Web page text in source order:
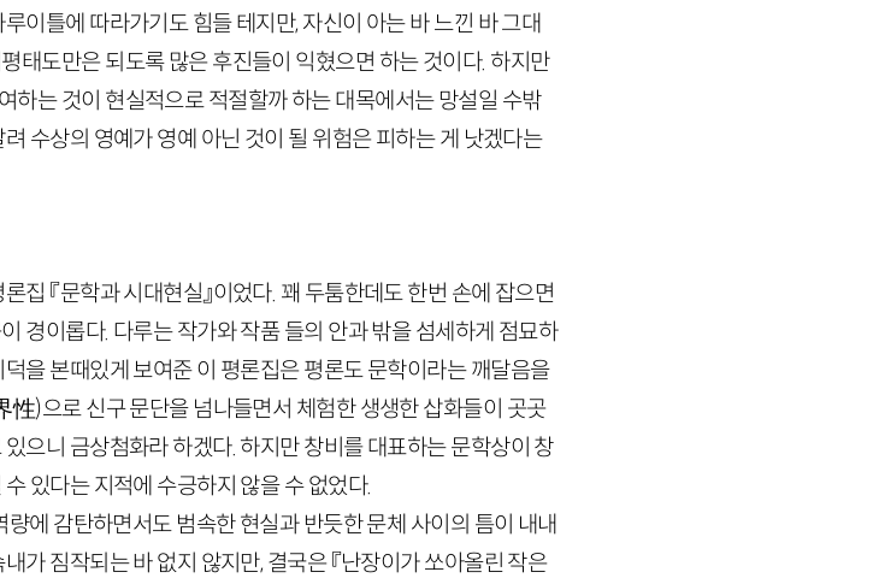
이틀에 따라가기도 힘들 테지만, 자신이 아는 바 느낀 바 그대
태도만은 되도록 많은 후진들이 익혔으면 하는 것이다. 하지만
하는 것이 현실적으로 적절할까 하는 대목에서는 망설일 수밖
수상의 영예가 영예 아닌 것이 될 위험은 피하는 게 낫겠다는
집 『문학과 시대현실』이었다. 꽤 두툼한데도 한번 손에 잡으면
경이롭다. 다루는 작가와 작품 들의 안과 밖을 섬세하게 점묘하
을 본때있게 보여준 이 평론집은 평론도 문학이라는 깨달음을
性)으로 신구 문단을 넘나들면서 체험한 생생한 삽화들이 곳곳
으니 금상첨화라 하겠다. 하지만 창비를 대표하는 문학상이 창
있다는 지적에 수긍하지 않을 수 없었다.
량에 감탄하면서도 범속한 현실과 반듯한 문체 사이의 틈이 내내
가 짐작되는 바 없지 않지만, 결국은 『난장이가 쏘아올린 작은